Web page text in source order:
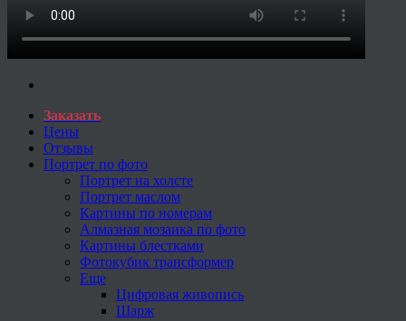
Заказать
Цены
Отзывы
Портрет по фото
Портрет на холсте
Портрет маслом
Картины по номерам
Алмазная мозаика по фото
Картины блестками
Фотокубик трансформер
Еще
Цифровая живопись
Шарж